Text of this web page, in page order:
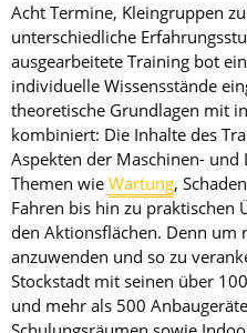
Acht Termine, Kleingruppen
unterschiedliche
ausgearbeitete Training bot
individuelle Wissensstände
theoretische Grundlagen mit
kombiniert: Die Inhalte des
Aspekten der Maschinen- und
Themen wie Wartung,
Fahren bis hin zu praktischen
den Aktionsflächen. Denn um
anzuwenden und so zu
Stockstadt mit seinen über
und mehr als 500